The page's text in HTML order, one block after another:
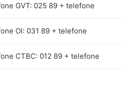
GVT: 025 89 + telefone
OI: 031 89 + telefone
CTBC: 012 89 + telefone